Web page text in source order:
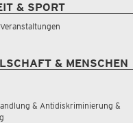
& SPORT
& MENSCHEN
& Antidiskriminierung &